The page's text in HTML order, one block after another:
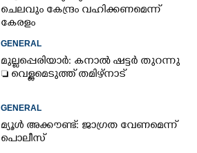
ചെലവും കേന്ദ്രം വഹിക്കണമെന്ന്
കേരളം
GENERAL
മുല്ലപ്പെരിയാർ: കനാൽ ഷട്ടർ തുറന്നു
 വെള്ളമെടുത്ത് തമിഴ്നാട്
GENERAL
മ്യൂൾ അക്കൗണ്ട്: ജാഗ്രത വേണമെന്ന്
പൊലീസ്